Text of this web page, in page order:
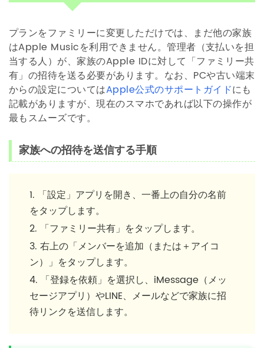
プランをファミリーに変更しただけでは、まだ他の家族
はApple Musicを利用できません。管理者（支払いを担
当する人）が、家族のApple IDに対して「ファミリー共
有」の招待を送る必要があります。なお、PCや古い端末
からの設定についてはApple公式のサポートガイドにも
記載がありますが、現在のスマホであれば以下の操作が
最もスムーズです。
家族への招待を送信する手順
「設定」アプリを開き、一番上の自分の名前
をタップします。
「ファミリー共有」をタップします。
右上の「メンバーを追加（または＋アイコ
ン）」をタップします。
「登録を依頼」を選択し、iMessage（メッ
セージアプリ）やLINE、メールなどで家族に招
待リンクを送信します。